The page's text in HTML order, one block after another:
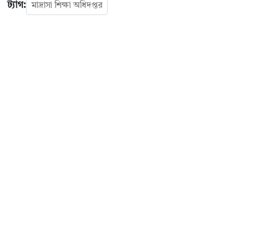
ট্যাগ: মাদ্রাসা শিক্ষা অধিদপ্তর